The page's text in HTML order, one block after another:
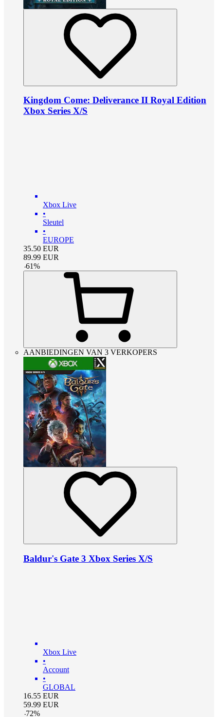
Kingdom Come: Deliverance II Royal Edition
Xbox Series X/S
Xbox Live
•
Sleutel
•
EUROPE
35.50 EUR
89.99 EUR
-61%
AANBIEDINGEN VAN 3 VERKOPERS
Baldur's Gate 3 Xbox Series X/S
Xbox Live
•
Account
•
GLOBAL
16.55 EUR
59.99 EUR
-72%